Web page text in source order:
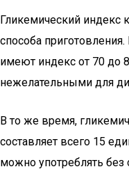
Гликемический индекс
способа
имеют индекс от 70 до
нежелательными для
В то же время,
составляет всего 15
можно употреблять без